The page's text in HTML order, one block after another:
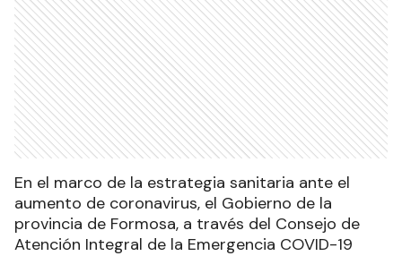
En el marco de la estrategia sanitaria ante el
aumento de coronavirus, el Gobierno de la
provincia de Formosa, a través del Consejo de
Atención Integral de la Emergencia COVID-19